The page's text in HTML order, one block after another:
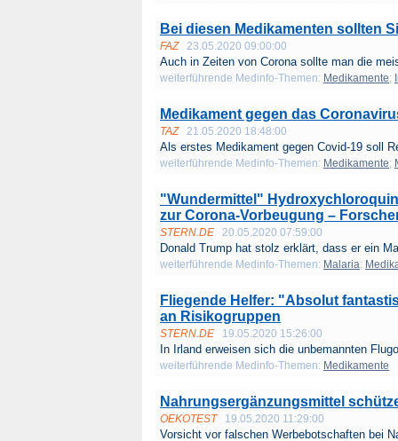
Bei diesen Medikamenten sollten
FAZ 23.05.2020 09:00:00
Auch in Zeiten von Corona sollte man die
weiterführende Medinfo-Themen: Medikamente;
Medikament gegen das
TAZ 21.05.2020 18:48:00
Als erstes Medikament gegen Covid-19 soll
weiterführende Medinfo-Themen: Medikamente;
"Wundermittel"
zur Corona-Vorbeugung –
STERN.DE 20.05.2020 07:59:00
Donald Trump hat stolz erklärt, dass er ein
weiterführende Medinfo-Themen: Malaria;
Fliegende Helfer: "Absolut
an Risikogruppen
STERN.DE 19.05.2020 15:26:00
In Irland erweisen sich die unbemannten
weiterführende Medinfo-Themen: Medikamente
Nahrungsergänzungsmittel
OEKOTEST 19.05.2020 11:29:00
Vorsicht vor falschen Werbebotschaften bei